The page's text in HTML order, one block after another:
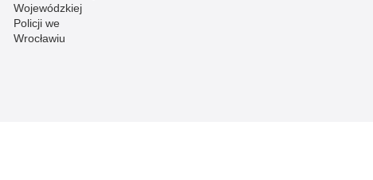
Wojewódzkiej
Policji we
Wrocławiu